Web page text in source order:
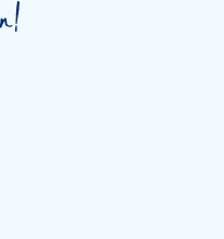
van Hypotheek
pagina vanpagina van